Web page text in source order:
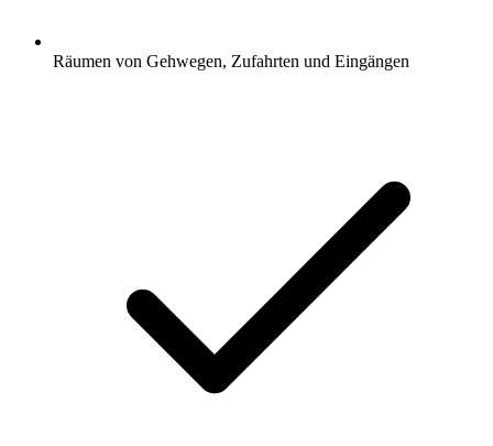
Räumen von Gehwegen, Zufahrten und Eingängen